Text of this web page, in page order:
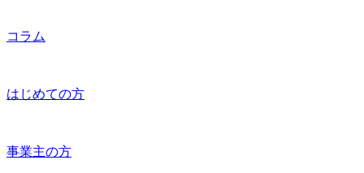
コラム
はじめての方
事業主の方